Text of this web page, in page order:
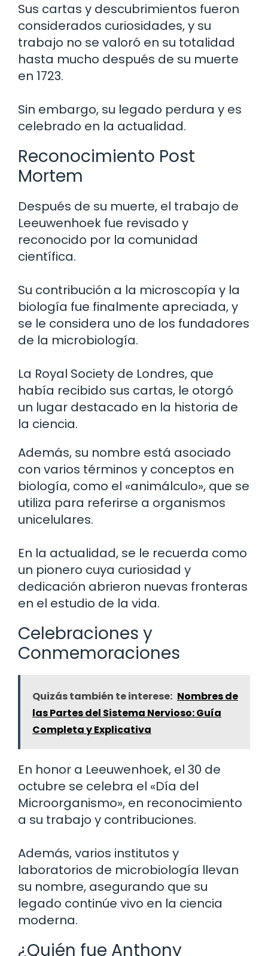
Sus cartas y descubrimientos fueron
considerados curiosidades, y su
trabajo no se valoró en su totalidad
hasta mucho después de su muerte
en 1723.
Sin embargo, su legado perdura y es
celebrado en la actualidad.
Reconocimiento Post
Mortem
Después de su muerte, el trabajo de
Leeuwenhoek fue revisado y
reconocido por la comunidad
científica.
Su contribución a la microscopía y la
biología fue finalmente apreciada, y
se le considera uno de los fundadores
de la microbiología.
La Royal Society de Londres, que
había recibido sus cartas, le otorgó
un lugar destacado en la historia de
la ciencia.
Además, su nombre está asociado
con varios términos y conceptos en
biología, como el «animálculo», que se
utiliza para referirse a organismos
unicelulares.
En la actualidad, se le recuerda como
un pionero cuya curiosidad y
dedicación abrieron nuevas fronteras
en el estudio de la vida.
Celebraciones y
Conmemoraciones
Quizás también te interese: Nombres de
las Partes del Sistema Nervioso: Guía
Completa y Explicativa
En honor a Leeuwenhoek, el 30 de
octubre se celebra el «Día del
Microorganismo», en reconocimiento
a su trabajo y contribuciones.
Además, varios institutos y
laboratorios de microbiología llevan
su nombre, asegurando que su
legado continúe vivo en la ciencia
moderna.
¿Quién fue Anthony